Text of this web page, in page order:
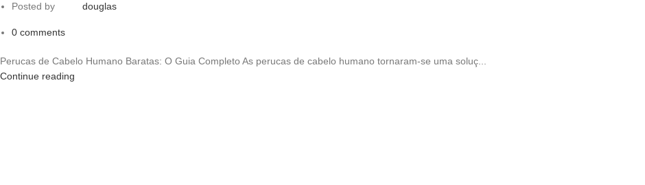
Posted by douglas
0 comments
Perucas de Cabelo Humano Baratas: O Guia Completo As perucas de cabelo humano tornaram-se uma soluç...
Continue reading